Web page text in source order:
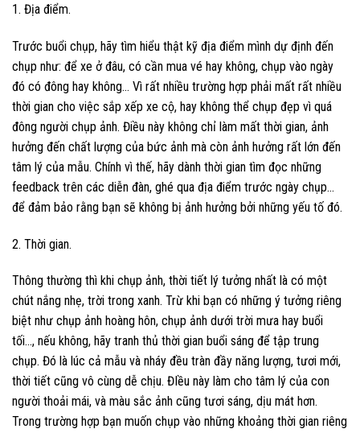
1. Địa điểm.
Trước buổi chụp, hãy tìm hiểu thật kỹ địa điểm mình dự định đến
chụp như: để xe ở đâu, có cần mua vé hay không, chụp vào ngày
đó có đông hay không… Vì rất nhiều trường hợp phải mất rất nhiều
thời gian cho việc sắp xếp xe cộ, hay không thể chụp đẹp vì quá
đông người chụp ảnh. Điều này không chỉ làm mất thời gian, ảnh
hưởng đến chất lượng của bức ảnh mà còn ảnh hưởng rất lớn đến
tâm lý của mẫu. Chính vì thế, hãy dành thời gian tìm đọc những
feedback trên các diễn đàn, ghé qua địa điểm trước ngày chụp…
để đảm bảo rằng bạn sẽ không bị ảnh hưởng bởi những yếu tố đó.
2. Thời gian.
Thông thường thì khi chụp ảnh, thời tiết lý tưởng nhất là có một
chút nắng nhẹ, trời trong xanh. Trừ khi bạn có những ý tưởng riêng
biệt như chụp ảnh hoàng hôn, chụp ảnh dưới trời mưa hay buổi
tối…, nếu không, hãy tranh thủ thời gian buổi sáng để tập trung
chụp. Đó là lúc cả mẫu và nháy đều tràn đầy năng lượng, tươi mới,
thời tiết cũng vô cùng dễ chịu. ĐIều này làm cho tâm lý của con
người thoải mái, và màu sắc ảnh cũng tươi sáng, dịu mát hơn.
Trong trường hợp bạn muốn chụp vào những khoảng thời gian riêng